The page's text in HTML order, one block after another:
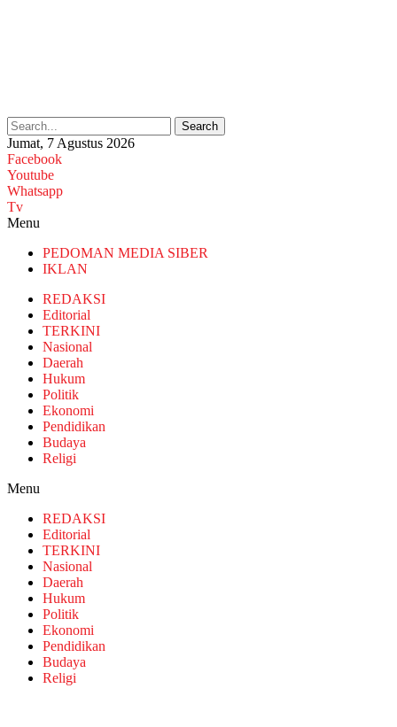
Search
Jumat, 7 Agustus 2026
Facebook
Youtube
Whatsapp
Tv
Menu
PEDOMAN MEDIA SIBER
IKLAN
REDAKSI
Editorial
TERKINI
Nasional
Daerah
Hukum
Politik
Ekonomi
Pendidikan
Budaya
Religi
Menu
REDAKSI
Editorial
TERKINI
Nasional
Daerah
Hukum
Politik
Ekonomi
Pendidikan
Budaya
Religi